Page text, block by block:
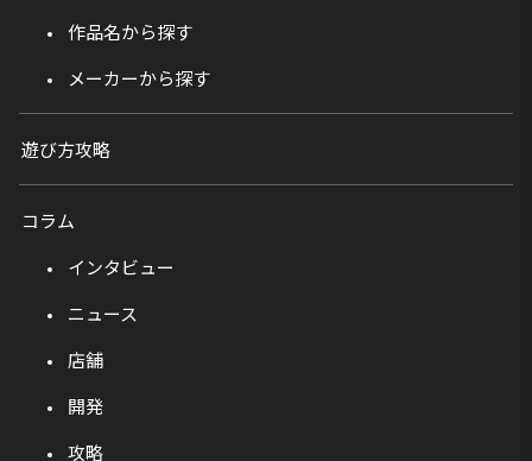
作品名から探す
メーカーから探す
遊び方攻略
コラム
インタビュー
ニュース
店舗
開発
攻略